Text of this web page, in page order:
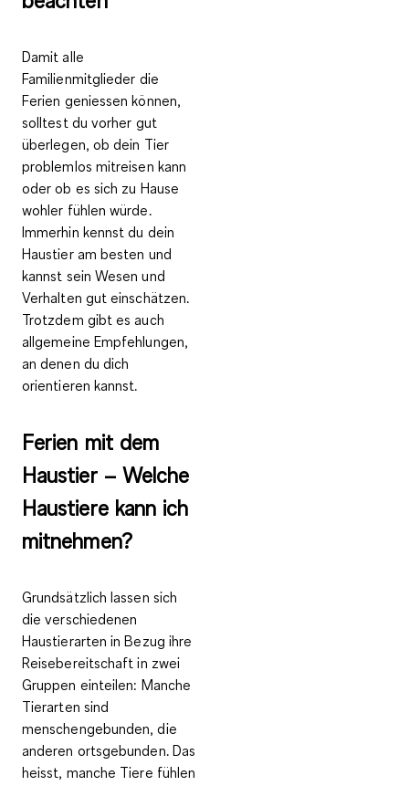
Damit alle
Familienmitglieder die
Ferien geniessen können,
solltest du vorher gut
überlegen, ob dein Tier
problemlos mitreisen kann
oder ob es sich zu Hause
wohler fühlen würde.
Immerhin kennst du dein
Haustier am besten und
kannst sein Wesen und
Verhalten gut einschätzen.
Trotzdem gibt es auch
allgemeine Empfehlungen,
an denen du dich
orientieren kannst.
Ferien mit dem
Haustier – Welche
Haustiere kann ich
mitnehmen?
Grundsätzlich lassen sich
die verschiedenen
Haustierarten in Bezug ihre
Reisebereitschaft in zwei
Gruppen einteilen: Manche
Tierarten sind
menschengebunden, die
anderen ortsgebunden. Das
heisst, manche Tiere fühlen